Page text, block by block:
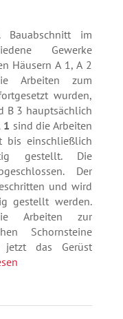
im
Gewerke
Häusern A 1, A 2
Arbeiten zum
wurden,
B 3 hauptsächlich
1 sind die Arbeiten
bis einschließlich
gestellt. Die
Der
und wird
gestellt werden.
Arbeiten zur
Schornsteine
jetzt das Gerüst